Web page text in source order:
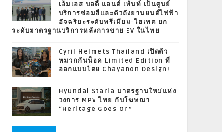
เอ็มเอส บอดี้ แอนด์ เพ้นท์ เป็นศูนย์
บริการซ่อมสีและตัวถังยานยนต์ไฟฟ้า
อัจฉริยะระดับพรีเมียม-ไฮเทค ยก
ระดับมาตรฐานบริการหลังการขาย EV ในไทย
Cyril Helmets Thailand เปิดตัว
หมวกกันน็อค Limited Edition ที่
ออกแบบโดย Chayanon Design!
Hyundai Staria มาตรฐานใหม่แห่ง
วงการ MPV ไทย กับโฆษณา
“Heritage Goes On”